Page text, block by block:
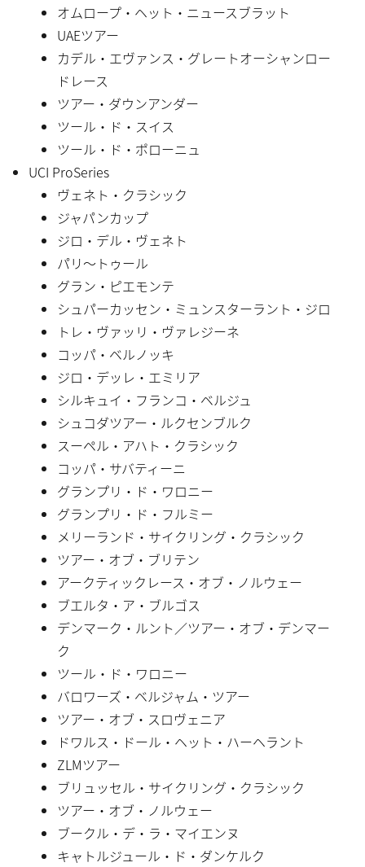
オムロープ・ヘット・ニュースブラット
UAEツアー
カデル・エヴァンス・グレートオーシャンロー
ドレース
ツアー・ダウンアンダー
ツール・ド・スイス
ツール・ド・ポローニュ
UCI ProSeries
ヴェネト・クラシック
ジャパンカップ
ジロ・デル・ヴェネト
パリ〜トゥール
グラン・ピエモンテ
シュパーカッセン・ミュンスターラント・ジロ
トレ・ヴァッリ・ヴァレジーネ
コッパ・ベルノッキ
ジロ・デッレ・エミリア
シルキュイ・フランコ・ベルジュ
シュコダツアー・ルクセンブルク
スーペル・アハト・クラシック
コッパ・サバティーニ
グランプリ・ド・ワロニー
グランプリ・ド・フルミー
メリーランド・サイクリング・クラシック
ツアー・オブ・ブリテン
アークティックレース・オブ・ノルウェー
ブエルタ・ア・ブルゴス
デンマーク・ルント／ツアー・オブ・デンマー
ク
ツール・ド・ワロニー
バロワーズ・ベルジャム・ツアー
ツアー・オブ・スロヴェニア
ドワルス・ドール・ヘット・ハーヘラント
ZLMツアー
ブリュッセル・サイクリング・クラシック
ツアー・オブ・ノルウェー
ブークル・デ・ラ・マイエンヌ
キャトルジュール・ド・ダンケルク